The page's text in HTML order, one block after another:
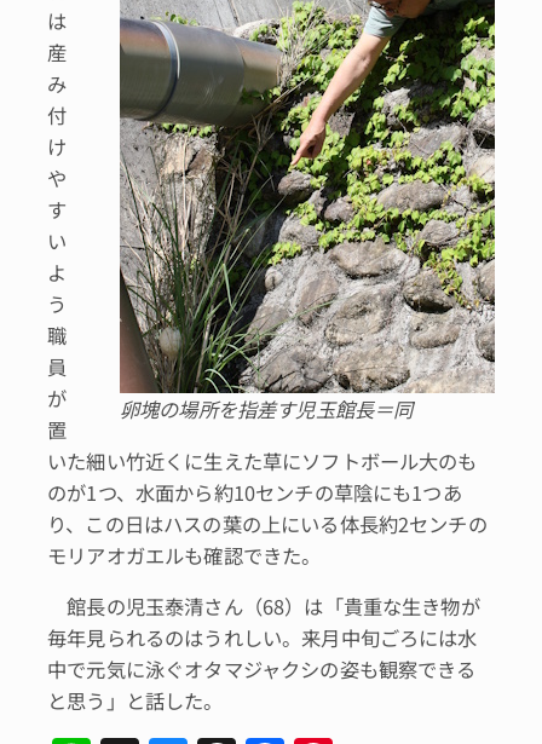
卵塊の場所を指差す児玉館長＝同
は
産
み
付
け
や
す
い
よ
う
職
員
が
置
いた細い竹近くに生えた草にソフトボール大のも
のが1つ、水面から約10センチの草陰にも1つあ
り、この日はハスの葉の上にいる体長約2センチの
モリアオガエルも確認できた。
館長の児玉泰清さん（68）は「貴重な生き物が
毎年見られるのはうれしい。来月中旬ごろには水
中で元気に泳ぐオタマジャクシの姿も観察できる
と思う」と話した。